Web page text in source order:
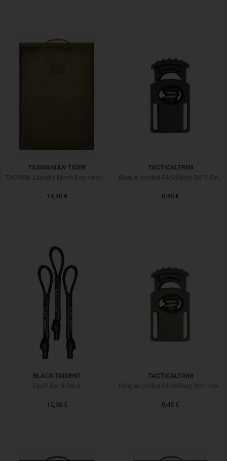
TASMANIAN TIGER
14,90 €
TACTICALTRIM
0,45 €
BLACK TRIDENT
Zip Puller 3-Pack
12,90 €
TACTICALTRIM
0,45 €